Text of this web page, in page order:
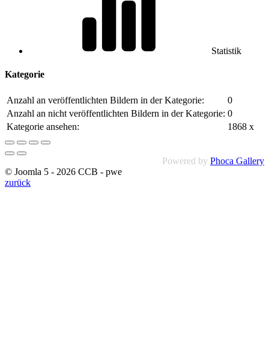
Statistik
Kategorie
Anzahl an veröffentlichten Bildern in der Kategorie:
0
Anzahl an nicht veröffentlichten Bildern in der Kategorie: 0
Kategorie ansehen:
1868 x
Powered by Phoca Gallery
© Joomla 5 - 2026 CCB - pwe
zurück